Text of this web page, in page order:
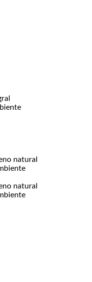
natural
natural